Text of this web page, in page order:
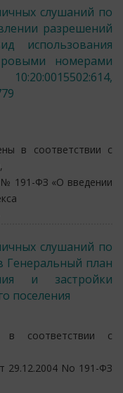
слушаний по
разрешений
использования
номерами
в соответствии с
191-ФЗ «О введении
слушаний по
Генеральный план
и застройки
поселения
в соответствии с
29.12.2004 No 191-ФЗ